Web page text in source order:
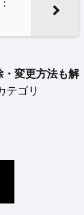
変更方法も解
テゴリ